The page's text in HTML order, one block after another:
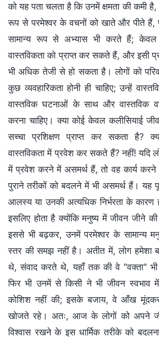
को यह पता चलता है कि उनमें क्षमता की कमी
रूप से परमेश्वर के वचनों को खाते और पीते
सामान्य रूप से अभ्यास भी करते हैं;
वास्तविकता को प्राप्त कर सकते हैं, और इसी
भी अधिक तेजी से हो सकता है। लोगों को
कुछ व्यवहारिकता होनी ही चाहिए; उन्हें
वास्तविक घटनाओं के साथ और वास्तविक
करना चाहिए। क्या कोई केवल कलीसियाई
सच्चा प्रशिक्षण प्राप्त कर सकता है?
वास्तविकता में प्रवेश कर सकते हैं? नहीं! यदि
में प्रवेश करने में असमर्थ हैं, तो वह कार्य
पुराने तरीकों को बदलने में भी असमर्थ हैं। यह
आलस्य या उनकी अत्यधिक निर्भरता के कारण
इसलिए होता है क्योंकि मनुष्य में जीवन जीने
इससे भी बढ़कर, उनमें परमेश्वर के सामान्य
स्तर की समझ नहीं है। अतीत में, लोग हमेशा
थे, संवाद करते थे, यहाँ तक की वे "वक्ता"
फिर भी उनमें से किसी ने भी जीवन स्वभाव में
कोशिश नहीं की; इसके बजाय, वे आँख मूंदकर
खोजते रहे। अतः, आज के लोगों को अपने
विश्वास रखने के इस धार्मिक तरीके को